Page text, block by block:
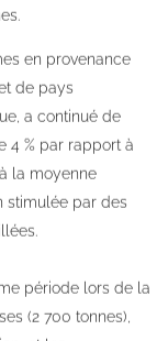
en provenance
de pays
a continué de
4 % par rapport à
la moyenne
stimulée par des
période lors de la
(2 700 tonnes),